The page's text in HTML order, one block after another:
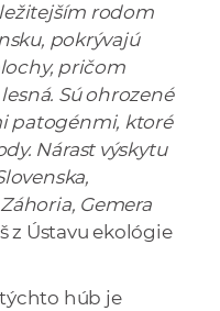
í
k
c
h
S
V
rodom
pokrývajú
pričom
Sú ohrozené
patogénmi, ktoré
Nárast výskytu
Gemera
z Ústavu ekológie
húb je